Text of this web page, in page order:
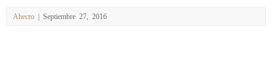
Ahecro | Septiembre 27, 2016